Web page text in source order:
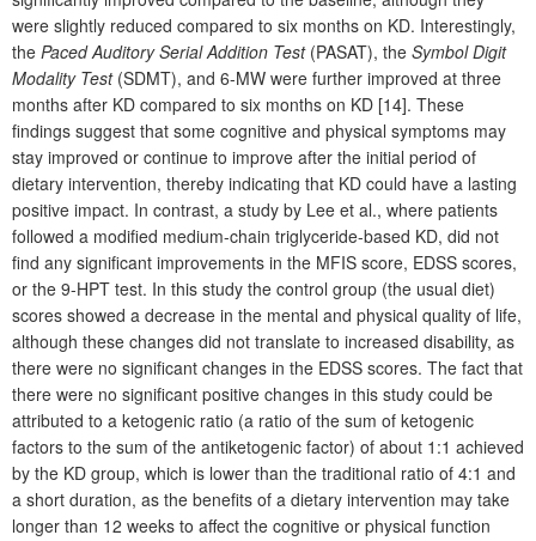
were slightly reduced compared to six months on KD. Interestingly,
the Paced Auditory Serial Addition Test(PASAT), the Symbol Digit
Modality Test(SDMT), and 6-MW were further improved at three
months after KD compared to six months on KD [14]. These
findings suggest that some cognitive and physical symptoms may
stay improved or continue to improve after the initial period of
dietary intervention, thereby indicating that KD could have a lasting
positive impact. In contrast, a study by Lee et al., where patients
followed a modified medium-chain triglyceride-based KD, did not
find any significant improvements in the MFIS score, EDSS scores,
or the 9-HPT test. In this study the control group (the usual diet)
scores showed a decrease in the mental and physical quality of life,
although these changes did not translate to increased disability, as
there were no significant changes in the EDSS scores. The fact that
there were no significant positive changes in this study could be
attributed to a ketogenic ratio (a ratio of the sum of ketogenic
factors to the sum of the antiketogenic factor) of about 1:1 achieved
by the KD group, which is lower than the traditional ratio of 4:1 and
a short duration, as the benefits of a dietary intervention may take
longer than 12 weeks to affect the cognitive or physical function